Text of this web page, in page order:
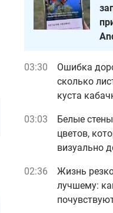
03:30
Ошибка
сколько
куста
03:03
Белые
цветов,
визуально
02:36
Жизнь
лучшему: